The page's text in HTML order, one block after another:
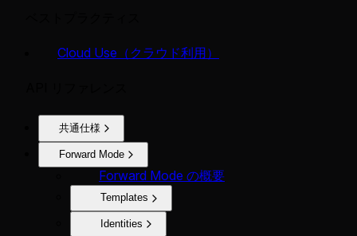
Cloud Use（クラウド利用）
共通仕様
Forward Mode
Forward Mode の概要
Templates
Identities